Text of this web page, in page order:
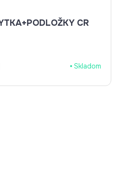
KUKÁTKO 180 +KRYTKA+PODLOŽKY CR
Skladom